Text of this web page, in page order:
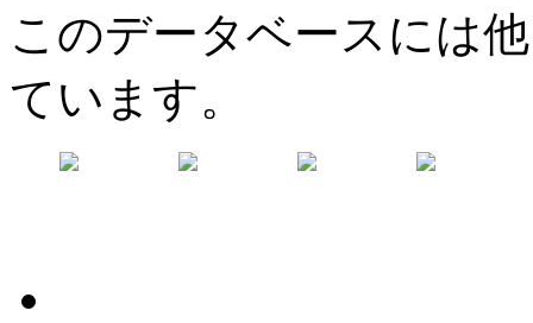
このデータベースには
ています。